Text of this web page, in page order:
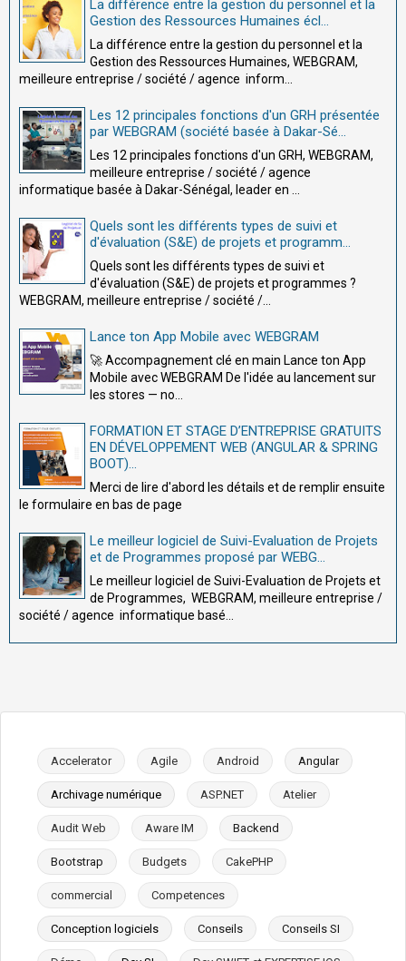
La différence entre la gestion du personnel et la
Gestion des Ressources Humaines écl...
La différence entre la gestion du personnel et la
Gestion des Ressources Humaines, WEBGRAM,
meilleure entreprise / société / agence inform...
Les 12 principales fonctions d'un GRH présentée
par WEBGRAM (société basée à Dakar-Sé...
Les 12 principales fonctions d'un GRH, WEBGRAM,
meilleure entreprise / société / agence
informatique basée à Dakar-Sénégal, leader en ...
Quels sont les différents types de suivi et
d'évaluation (S&E) de projets et programm...
Quels sont les différents types de suivi et
d'évaluation (S&E) de projets et programmes ?
WEBGRAM, meilleure entreprise / société /...
Lance ton App Mobile avec WEBGRAM
🚀 Accompagnement clé en main Lance ton App
Mobile avec WEBGRAM De l'idée au lancement sur
les stores — no...
FORMATION ET STAGE D’ENTREPRISE GRATUITS
EN DÉVELOPPEMENT WEB (ANGULAR & SPRING
BOOT)...
Merci de lire d'abord les détails et de remplir ensuite
le formulaire en bas de page
Le meilleur logiciel de Suivi-Evaluation de Projets
et de Programmes proposé par WEBG...
Le meilleur logiciel de Suivi-Evaluation de Projets et
de Programmes, WEBGRAM, meilleure entreprise /
société / agence informatique basé...
Accelerator Agile Android Angular
Archivage numérique ASP.NET Atelier
Audit Web Aware IM Backend
Bootstrap Budgets CakePHP
commercial Competences
Conception logiciels Conseils Conseils SI